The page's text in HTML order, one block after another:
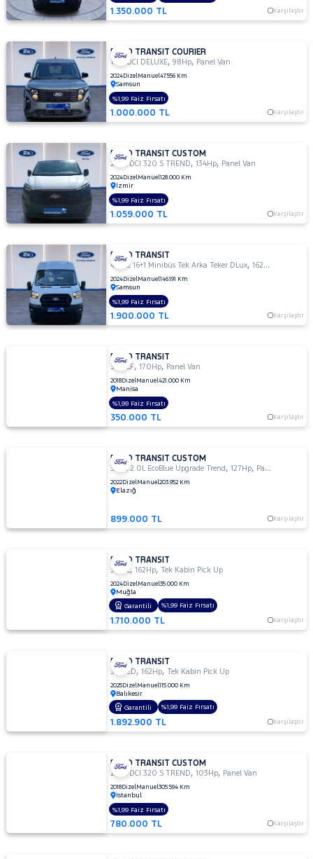
1.350.000 TL Karşılaştır
FORD TRANSIT COURIER
1.5 TDCI DELUXE,98Hp, Panel Van
2024DizelManuel47.556 Km
Samsun
1.000.000 TL Karşılaştır
%1,99 Faiz Fırsatı
FORD TRANSIT CUSTOM
2.0 TDCI 320 S TREND,134Hp, Panel Van
2024DizelManuel128.000 Km
İzmir
1.059.000 TL Karşılaştır
%1,99 Faiz Fırsatı
FORD TRANSIT
440 E 16+1 Minibüs Tek Arka Teker DLux,162Hp
2024DizelManuel146.191 Km
Samsun
1.900.000 TL Karşılaştır
%1,99 Faiz Fırsatı
FORD TRANSIT
350 LF,170Hp, Panel Van
2018DizelManuel421.000 Km
Manisa
350.000 TL Karşılaştır
%1,99 Faiz Fırsatı
FORD TRANSIT CUSTOM
340L 2.0L EcoBlue Upgrade Trend ,127Hp, Panel Van
2022DizelManuel203.952 Km
Elazığ
899.000 TL Karşılaştır
FORD TRANSIT
350 L,162Hp,Tek Kabin Pick Up
2024DizelManuel35.000 Km
Muğla
1.710.000 TL Karşılaştır
Garantili %1,99 Faiz Fırsatı
FORD TRANSIT
350 ED,162Hp,Tek Kabin Pick Up
2025DizelManuel115.000 Km
Balıkesir
1.892.900 TL Karşılaştır
Garantili %1,99 Faiz Fırsatı
FORD TRANSIT CUSTOM
2.0 TDCI 320 S TREND,103Hp, Panel Van
2018DizelManuel305.594 Km
İstanbul
780.000 TL Karşılaştır
%1,99 Faiz Fırsatı